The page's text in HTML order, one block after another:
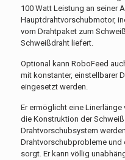
100 Watt Leistung an seiner
Hauptdrahtvorschubmotor,
vom Drahtpaket zum
Schweißdraht liefert.
Optional kann RoboFeed
mit konstanter, einstellbarer
eingesetzt werden.
Er ermöglicht eine
die Konstruktion der
Drahtvorschubsystem
Drahtvorschubprobleme
sorgt. Er kann völlig